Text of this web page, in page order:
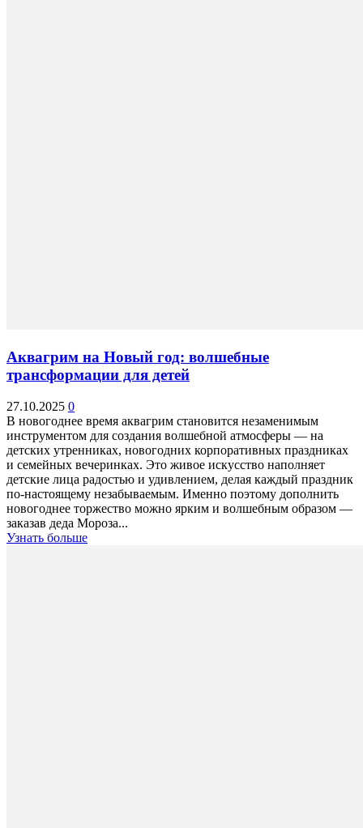
Аквагрим на Новый год: волшебные
трансформации для детей
27.10.2025 0
В новогоднее время аквагрим становится незаменимым
инструментом для создания волшебной атмосферы — на
детских утренниках, новогодних корпоративных праздниках
и семейных вечеринках. Это живое искусство наполняет
детские лица радостью и удивлением, делая каждый праздник
по-настоящему незабываемым. Именно поэтому дополнить
новогоднее торжество можно ярким и волшебным образом —
заказав деда Мороза...
Узнать больше